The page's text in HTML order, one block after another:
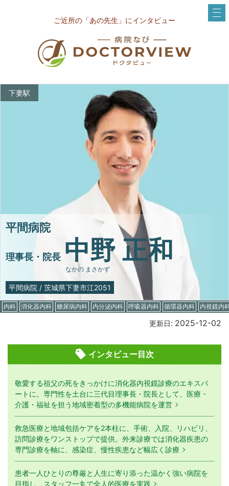
ご近所の「あの先生」にインタビュー
下妻駅
平間病院
理事長・院長 中野 正和
なかの まさかず
平間病院 / 茨城県下妻市江2051
内科 消化器内科 糖尿病内科 内分泌内科 呼吸器内科 循環器内科 内視鏡内
更新日: 2025-12-02
インタビュー目次
敬愛する祖父の死をきっかけに消化器内視鏡診療のエキスパ
ートに。専門性を土台に三代目理事長・院長として、医療・
介護・福祉を担う地域密着型の多機能病院を運営
救急医療と地域包括ケアを2本柱に、手術、入院、リハビリ、
訪問診療をワンストップで提供。外来診療では消化器疾患の
専門診療を軸に、感染症、慢性疾患など幅広く診療
患者一人ひとりの尊厳と人生に寄り添った温かく強い病院を
目指し、スタッフ一丸で全人的医療を実践